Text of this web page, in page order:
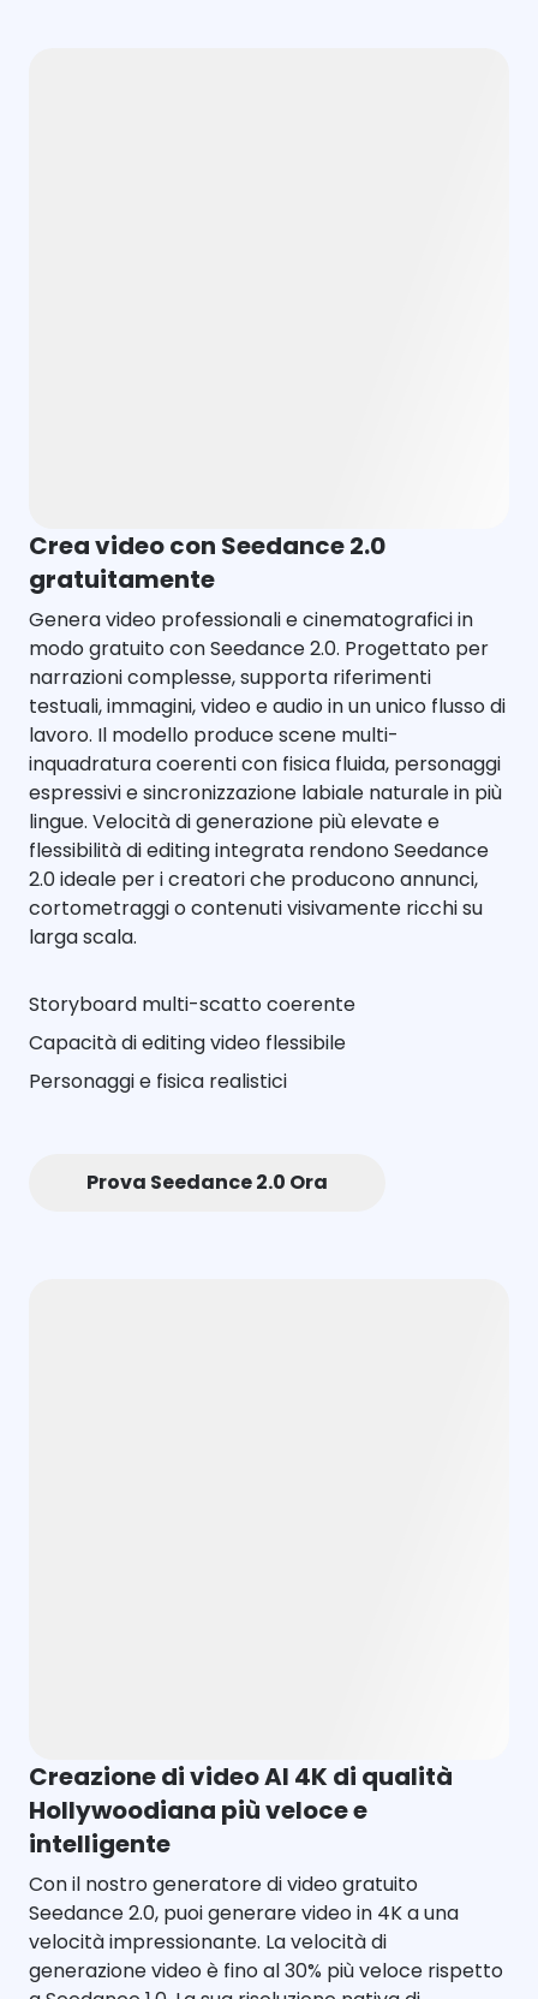
Crea video con Seedance 2.0
gratuitamente
Genera video professionali e cinematografici in
modo gratuito con Seedance 2.0. Progettato per
narrazioni complesse, supporta riferimenti
testuali, immagini, video e audio in un unico flusso di
lavoro. Il modello produce scene multi-
inquadratura coerenti con fisica fluida, personaggi
espressivi e sincronizzazione labiale naturale in più
lingue. Velocità di generazione più elevate e
flessibilità di editing integrata rendono Seedance
2.0 ideale per i creatori che producono annunci,
cortometraggi o contenuti visivamente ricchi su
larga scala.
Storyboard multi-scatto coerente
Capacità di editing video flessibile
Personaggi e fisica realistici
Prova Seedance 2.0 Ora
Creazione di video AI 4K di qualità
Hollywoodiana più veloce e
intelligente
Con il nostro generatore di video gratuito
Seedance 2.0, puoi generare video in 4K a una
velocità impressionante. La velocità di
generazione video è fino al 30% più veloce rispetto